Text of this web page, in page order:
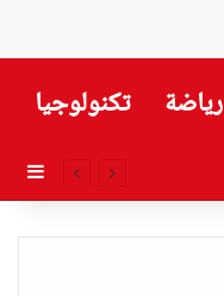
رياضة تكنولوجيا